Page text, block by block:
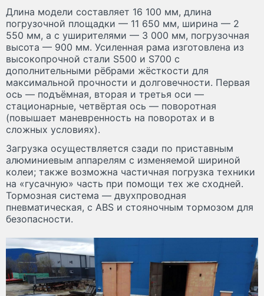
Длина модели составляет 16 100 мм, длина
погрузочной площадки — 11 650 мм, ширина — 2
550 мм, а с уширителями — 3 000 мм, погрузочная
высота — 900 мм. Усиленная рама изготовлена из
высокопрочной стали S500 и S700 с
дополнительными рёбрами жёсткости для
максимальной прочности и долговечности. Первая
ось — подъёмная, вторая и третья оси —
стационарные, четвёртая ось — поворотная
(повышает маневренность на поворотах и в
сложных условиях).
Загрузка осуществляется сзади по приставным
алюминиевым аппарелям с изменяемой шириной
колеи; также возможна частичная погрузка техники
на «гусачную» часть при помощи тех же сходней.
Тормозная система — двухпроводная
пневматическая, с ABS и стояночным тормозом для
безопасности.